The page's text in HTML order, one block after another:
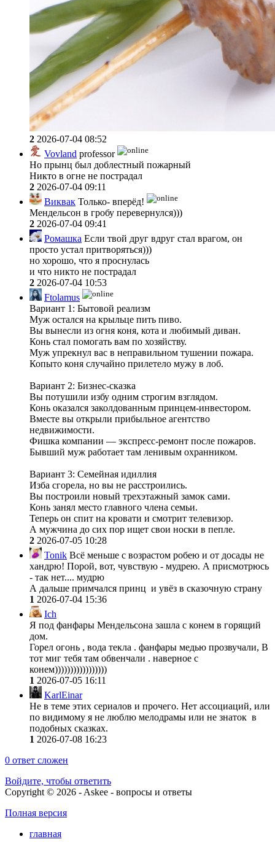
2 2026-07-04 08:52
Vovland professor
Но прынц был доблестный пожарный
Никто в огне не пострадал
2 2026-07-04 09:11
Виквак Только- вперёд!
Мендельсон в гробу перевернулся)))
2 2026-07-04 09:41
Ромашка Если твой друг вдруг стал врагом, он
просто устал притворяться)))
но хорошо, что я проснулась
и что никто не пострадал
2 2026-07-04 10:53
Ftolamus
Вариант 1: Бытовой реализм
Муж остался на крыльце пить пиво.
Вы вынесли из огня коня, кота и любимый диван.
Конь стал помогать вам по хозяйству.
Муж упрекнул вас в неправильном тушении пожара.
Копыто коня случайно прилетело мужу в лоб.
Вариант 2: Бизнес-сказка
Вы потушили избу одним строгим взглядом.
Конь оказался заколдованным принцем-инвестором.
Вместе вы открыли прибыльное агентство
недвижимости.
Фишка компании — экспресс-ремонт после пожаров.
Бывший муж работает там ленивым охранником.
Вариант 3: Семейная идиллия
Изба сгорела, но вы не расстроились.
Вы построили новый трехэтажный замок сами.
Конь занял место главного члена семьи.
Теперь он спит на кровати и смотрит телевизор.
А мужчина до сих пор ищет свои носки в пепле.
2 2026-07-05 10:28
Tonik Всё меньше с возрастом робею и от досады не
хандрю! Порой, вот, чувствую - мудрею. А присмотрюсь
- так нет.... мудрю
А дальше примчался принц и увёз в сказочную страну
1 2026-07-04 15:36
Ich
Я под фанфары Мендельсона зашла с конем в горящий
дом.
Горел огонь , вода текла . фанфары медью прозвучали, В
тот миг тебя там обвенчали . наверное с
конем)))))))))))))))))
1 2026-07-05 16:11
KarlEinar
Не в теме этих сериалов и прочего. Нет ассоциаций, или
по видимому я не люблю мелодрамы или не знаток в
подобных сказках.
1 2026-07-08 16:23
0 ответ сложен
Войдите, чтобы ответить
Copyright © 2026 - Askee - вопросы и ответы
Полная версия
главная